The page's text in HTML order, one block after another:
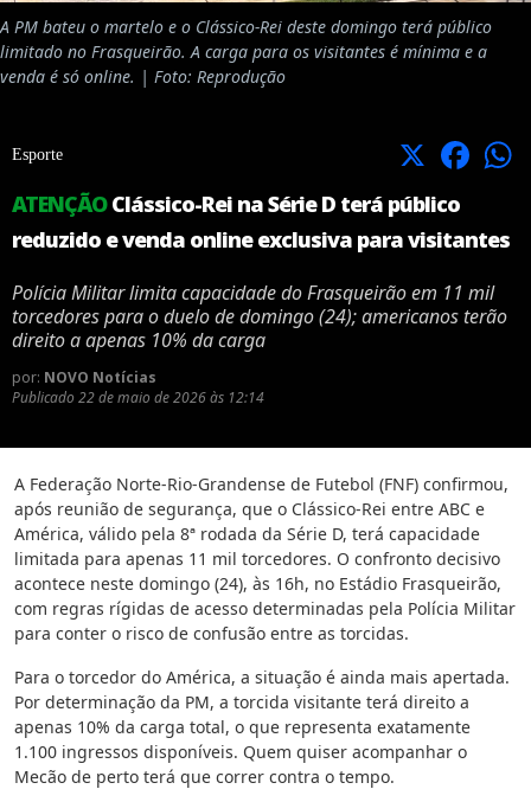
A PM bateu o martelo e o Clássico-Rei deste domingo terá público
limitado no Frasqueirão. A carga para os visitantes é mínima e a
venda é só online. | Foto: Reprodução
Esporte X Facebook
ATENÇÃOClássico-Rei na Série D terá público
reduzido e venda online exclusiva para visitantes
Polícia Militar limita capacidade do Frasqueirão em 11 mil
torcedores para o duelo de domingo (24); americanos terão
direito a apenas 10% da carga
por: NOVO Notícias
Publicado 22 de maio de 2026 às 12:14
A Federação Norte-Rio-Grandense de Futebol (FNF) confirmou,
após reunião de segurança, que o Clássico-Rei entre ABC e
América, válido pela 8ª rodada da Série D, terá capacidade
limitada para apenas 11 mil torcedores. O confronto decisivo
acontece neste domingo (24), às 16h, no Estádio Frasqueirão,
com regras rígidas de acesso determinadas pela Polícia Militar
para conter o risco de confusão entre as torcidas.
Para o torcedor do América, a situação é ainda mais apertada.
Por determinação da PM, a torcida visitante terá direito a
apenas 10% da carga total, o que representa exatamente
1.100 ingressos disponíveis. Quem quiser acompanhar o
Mecão de perto terá que correr contra o tempo.